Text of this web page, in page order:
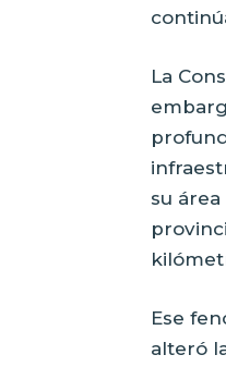
La
su
Ese
alteró